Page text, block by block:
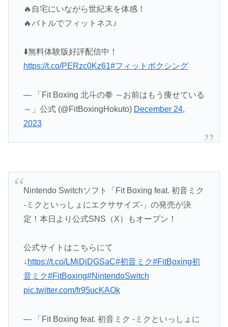
🔥自宅にいながら世紀末を体感！
🔥バトルでフィットネス♪
⬇️無料体験版好評配信中！
https://t.co/PERzc0Kz61#フィットボクシング
— 「Fit Boxing 北斗の拳 ～お前はもう痩せている
～」公式 (@FitBoxingHokuto) December 24,
2023
Nintendo Switchソフト「Fit Boxing feat. 初音ミク
-ミクといっしょにエクササイズ-」の発売が決
定！本日より公式SNS（X）もオープン！
公式サイトはこちらにて
↓ https://t.co/LMiDjDGSaC#初音ミク#FitBoxing初
音ミク#FitBoxing#NintendoSwitch
pic.twitter.com/fr95ucKAOk
— 「Fit Boxing feat. 初音ミク -ミクといっしょに